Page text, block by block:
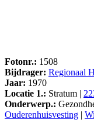
Fotonr.: 1508
Bijdrager: Regionaal
Jaar: 1970
Locatie 1.: Stratum |
Onderwerp.:
Ouderenhuisvesting |